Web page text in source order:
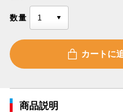
数量
商品説明